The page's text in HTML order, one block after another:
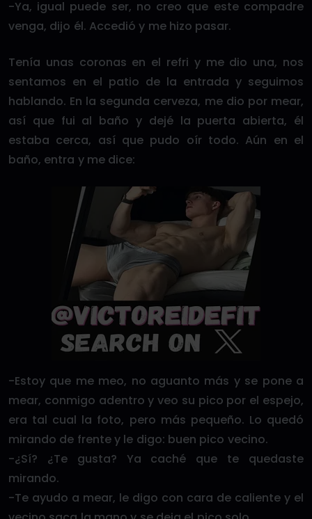
-Ya, igual puede ser, no creo que este compadre
venga, dijo él. Accedió y me hizo pasar.
Tenía unas coronas en el refri y me dio una, nos
sentamos en el patio de la entrada y seguimos
hablando. En la segunda cerveza, me dio por mear,
así que fui al baño y dejé la puerta abierta, él
estaba cerca, así que pudo oír todo. Aún en el
baño, entra y me dice:
-Estoy que me meo, no aguanto más y se pone a
mear, conmigo adentro y veo su pico por el espejo,
era tal cual la foto, pero más pequeño. Lo quedó
mirando de frente y le digo: buen pico vecino.
-¿Sí? ¿Te gusta? Ya caché que te quedaste
mirando.
-Te ayudo a mear, le digo con cara de caliente y el